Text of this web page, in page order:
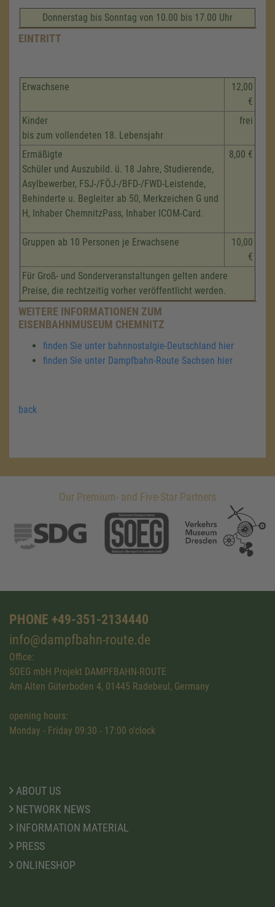
Donnerstag bis Sonntag von 10.00 bis 17.00 Uhr
EINTRITT
Erwachsene
12,00
€
Kinder
bis zum vollendeten 18. Lebensjahr
frei
Ermäßigte
Schüler und Auszubild. ü. 18 Jahre, Studierende,
Asylbewerber, FSJ-/FÖJ-/BFD-/FWD-Leistende,
Behinderte u. Begleiter ab 50, Merkzeichen G und
H, Inhaber ChemnitzPass, Inhaber ICOM-Card.
8,00 €
Gruppen ab 10 Personen je Erwachsene
10,00
€
Für Groß- und Sonderveranstaltungen gelten andere
Preise, die rechtzeitig vorher veröffentlicht werden.
WEITERE INFORMATIONEN ZUM
EISENBAHNMUSEUM CHEMNITZ
finden Sie unter bahnnostalgie-Deutschland hier
finden Sie unter Dampfbahn-Route Sachsen hier
back
Our Premium- and Five-Star Partners
PHONE +49-351-2134440
info@dampfbahn-route.de
Office:
SOEG mbH Projekt DAMPFBAHN-ROUTE
Am Alten Güterboden 4, 01445 Radebeul, Germany
opening hours:
Monday - Friday 09:30 - 17:00 o'clock
ABOUT US
NETWORK NEWS
INFORMATION MATERIAL
PRESS
ONLINESHOP